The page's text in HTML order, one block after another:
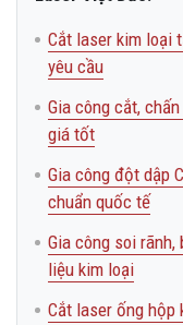
Cắt laser kim loại
yêu cầu
Gia công cắt,
giá tốt
Gia công đột dập
chuẩn quốc tế
Gia công soi
liệu kim loại
Cắt laser ống hộp